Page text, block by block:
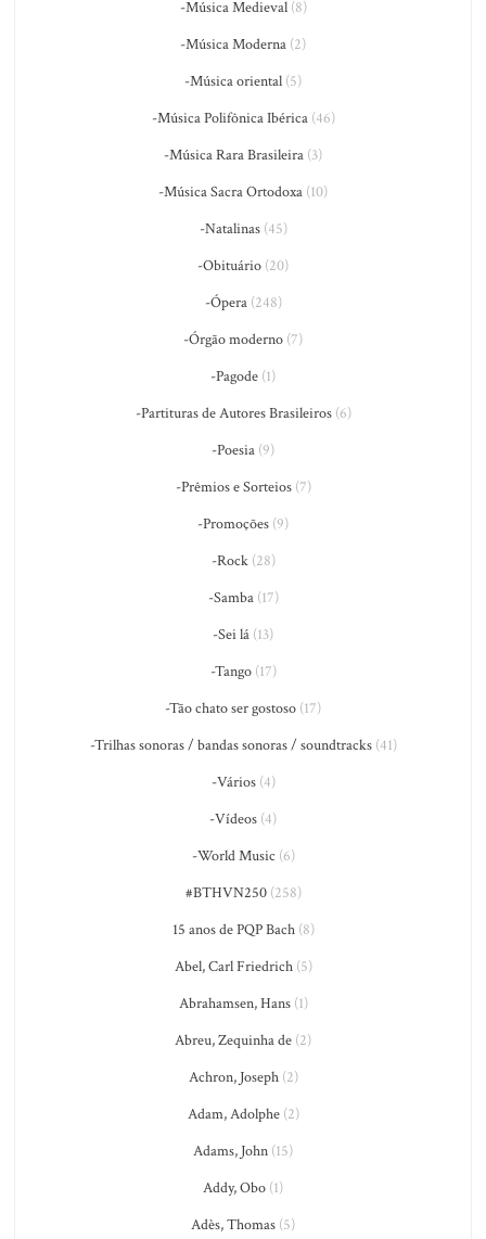
-Música Medieval(8)
-Música Moderna (2)
-Música oriental (5)
-Música Polifônica Ibérica(46)
-Música Rara Brasileira (3)
-Música Sacra Ortodoxa (10)
-Natalinas(45)
-Obituário (20)
-Ópera(248)
-Órgão moderno (7)
-Pagode (1)
-Partituras de Autores Brasileiros(6)
-Poesia (9)
-Prêmios e Sorteios(7)
-Promoções (9)
-Rock(28)
-Samba(17)
-Sei lá (13)
-Tango(17)
-Tão chato ser gostoso (17)
-Trilhas sonoras / bandas sonoras / soundtracks(41)
-Vários(4)
-Vídeos (4)
-World Music (6)
#BTHVN250(258)
15 anos de PQP Bach(8)
Abel, Carl Friedrich(5)
Abrahamsen, Hans(1)
Abreu, Zequinha de (2)
Achron, Joseph(2)
Adam, Adolphe(2)
Adams, John (15)
Addy, Obo (1)
Adès, Thomas (5)